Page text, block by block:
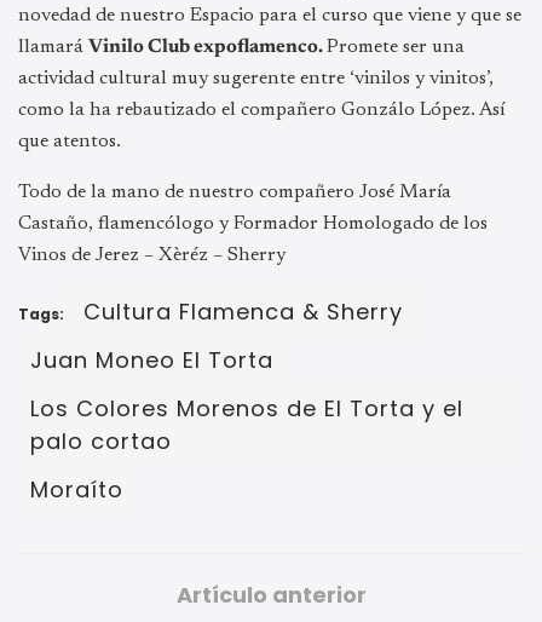
novedad de nuestro Espacio para el curso que viene y que se
llamará Vinilo Club expoflamenco.Promete ser una
actividad cultural muy sugerente entre ‘vinilos y vinitos’,
como la ha rebautizado el compañero Gonzálo López. Así
que atentos.
Todo de la mano de nuestro compañero José María
Castaño, flamencólogo y Formador Homologado de los
Vinos de Jerez – Xèréz – Sherry
Tags:
Cultura Flamenca & Sherry
Juan Moneo El Torta
Los Colores Morenos de El Torta y el
palo cortao
Moraíto
Artículo anterior